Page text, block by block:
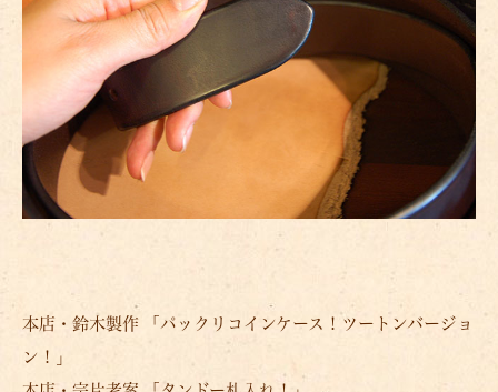
本店・鈴木製作 「パックリコインケース！ツートンバージョ
ン！」